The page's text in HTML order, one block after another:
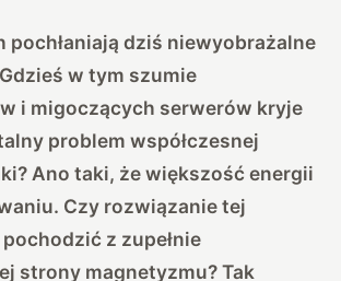
pochłaniają dziś niewyobrażalne
w tym szumie
i migoczących serwerów kryje
problem współczesnej
Ano taki, że większość energii
Czy rozwiązanie tej
z zupełnie
strony magnetyzmu? Tak